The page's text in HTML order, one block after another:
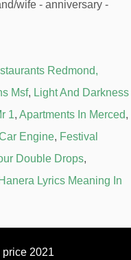
Redmond,
Msf, Light And Darkness
1, Apartments In Merced,
Engine, Festival
Double Drops,
Hanera Lyrics Meaning In
price 2021